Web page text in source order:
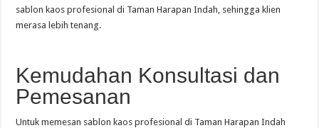
sablon kaos profesional di Taman Harapan Indah, sehingga klien
merasa lebih tenang.
Kemudahan Konsultasi dan
Pemesanan
Untuk memesan sablon kaos profesional di Taman Harapan Indah